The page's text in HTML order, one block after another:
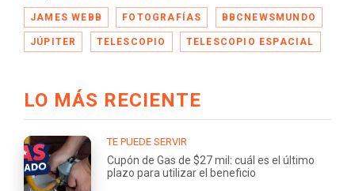
JAMES WEBB FOTOGRAFÍAS BBCNEWSMUNDO
JÚPITER TELESCOPIO TELESCOPIO ESPACIAL
LO MÁS RECIENTE
TE PUEDE SERVIR
Cupón de Gas de $27 mil: cuál es el último
plazo para utilizar el beneficio